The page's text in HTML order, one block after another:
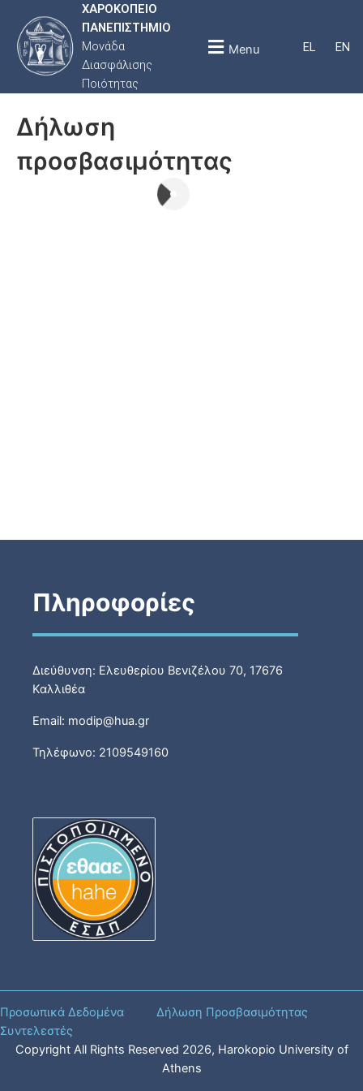
ΧΑΡΟΚΟΠΕΙΟ
ΠΑΝΕΠΙΣΤΗΜΙΟ
Μονάδα
Διασφάλισης
Ποιότητας
EL EN
Menu
Δήλωση
προσβασιμότητας
Πληροφορίες
Διεύθυνση: Ελευθερίου Βενιζέλου 70, 17676
Καλλιθέα
Email: modip@hua.gr
Τηλέφωνο: 2109549160
Προσωπικά Δεδομένα
Δήλωση Προσβασιμότητας
Συντελεστές
Copyright All Rights Reserved 2026, Harokopio University of
Athens